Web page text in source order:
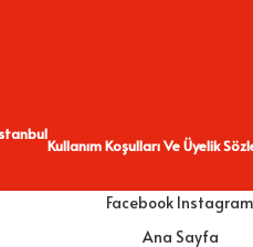
Kullanım Koşulları Ve Üyelik
Facebook Instagram
Ana Sayfa